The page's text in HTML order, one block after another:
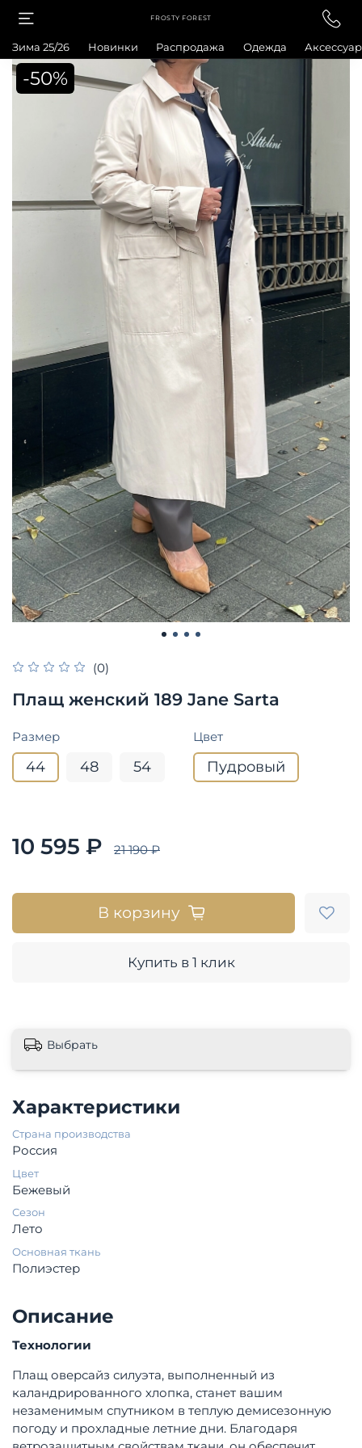
FROSTY FOREST
Зима 25/26 Новинки Распродажа Одежда
-50%
(0)
Плащ женский 189 Jane Sarta
Размер
44 48 54
Цвет
Пудровый
10 595 ₽ 21 190 ₽
В корзину
Купить в 1 клик
Выбрать
Характеристики
Страна производства
Россия
Цвет
Бежевый
Сезон
Лето
Основная ткань
Полиэстер
Описание
Технологии
Плащ оверсайз силуэта, выполненный из
каландрированного хлопка, станет вашим
незаменимым спутником в теплую демисезонную
погоду и прохладные летние дни. Благодаря